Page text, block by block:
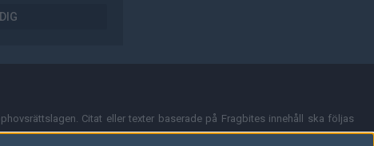
Citat eller texter baserade på Fragbites innehåll ska följas